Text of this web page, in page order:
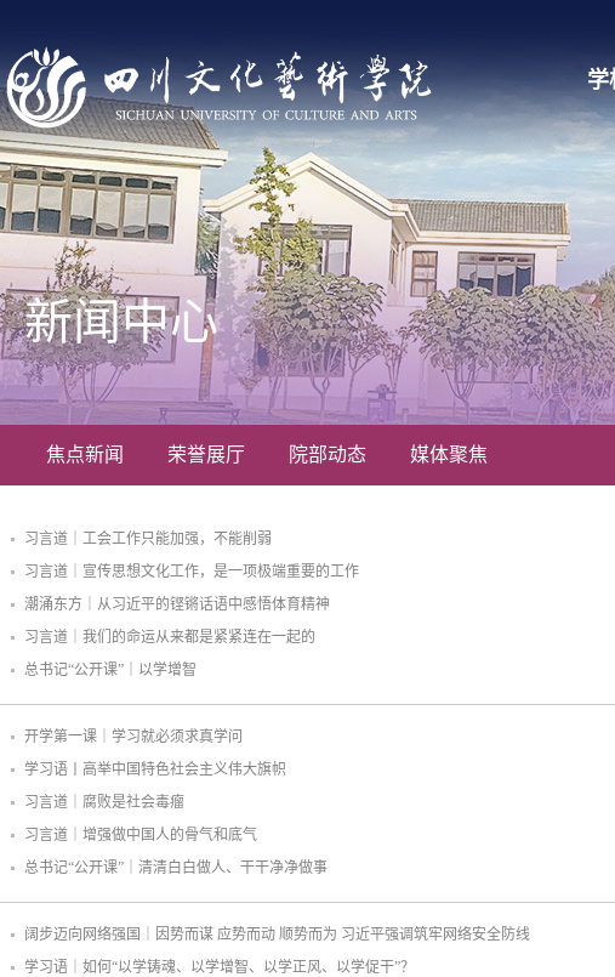
焦点新闻 荣誉展厅 院部动态 媒体聚焦
新闻中心
习言道｜工会工作只能加强，不能削弱
习言道｜宣传思想文化工作，是一项极端重要的工作
潮涌东方｜从习近平的铿锵话语中感悟体育精神
习言道｜我们的命运从来都是紧紧连在一起的
总书记“公开课”｜以学增智
开学第一课｜学习就必须求真学问
学习语丨高举中国特色社会主义伟大旗帜
习言道｜腐败是社会毒瘤
习言道｜增强做中国人的骨气和底气
总书记“公开课”｜清清白白做人、干干净净做事
阔步迈向网络强国｜因势而谋 应势而动 顺势而为 习近平强调筑牢网络安全防线
学习语｜如何“以学铸魂、以学增智、以学正风、以学促干”？
学